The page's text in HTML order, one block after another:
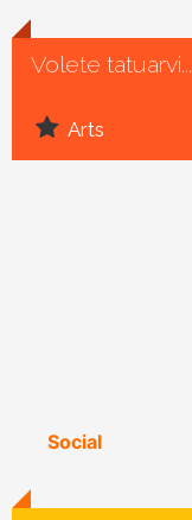
Volete tatuarvi...
Arts
Social